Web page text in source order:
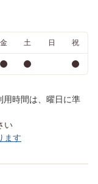
金 土 日 祝
時間は、曜日に準
い
ます